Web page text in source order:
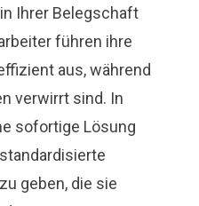
Ihrer Belegschaft
führen ihre
aus, während
verwirrt sind. In
sofortige Lösung
geben, die sie